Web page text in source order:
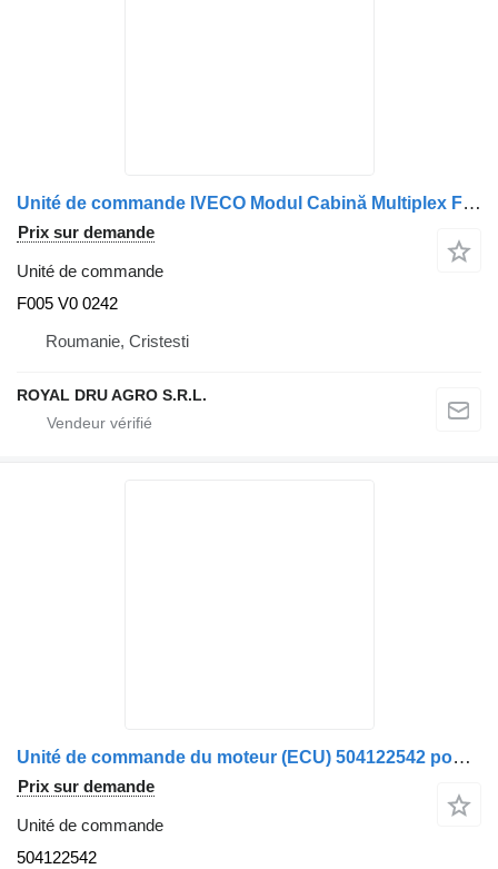
Unité de commande IVECO Modul Cabină Multiplex F005 V0 0242 pour camion
Prix sur demande
Unité de commande
F005 V0 0242
Roumanie, Cristesti
ROYAL DRU AGRO S.R.L.
Unité de commande du moteur (ECU) 504122542 pour camion IVECO
Prix sur demande
Unité de commande
504122542